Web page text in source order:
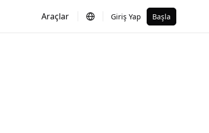
Araçlar Giriş Yap Başla